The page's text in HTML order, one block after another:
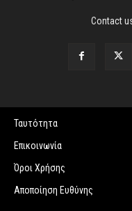
Contact
Ταυτότητα
Επικοινωνία
Όροι Χρήσης
Αποποίηση Ευθύνης